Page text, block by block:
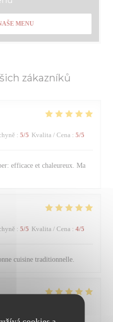
zákazníků
: 5/5 Kvalita / Cena : 5/5
efficace et chaleureux. Ma
: 5/5 Kvalita / Cena : 4/5
cuisine traditionnelle.
MENU